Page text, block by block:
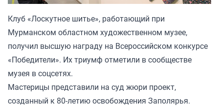
Клуб «Лоскутное шитье», работающий при
Мурманском областном художественном музее,
получил высшую награду на Всероссийском конкурсе
«Победители». Их триумф отметили в сообществе
музея в соцсетях.
Мастерицы представили на суд жюри проект,
созданный к 80-летию освобождения Заполярья.